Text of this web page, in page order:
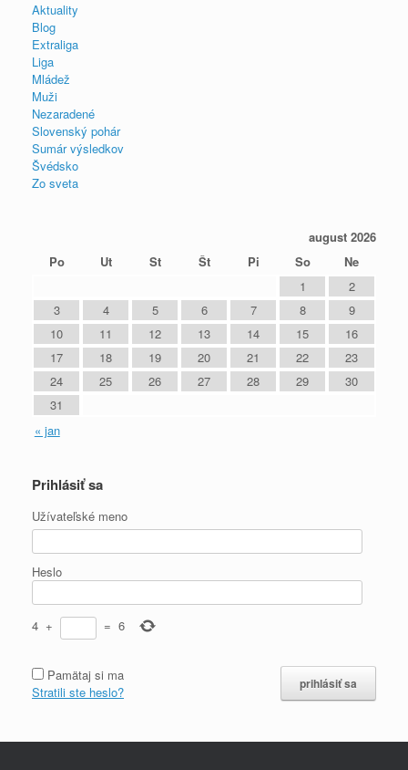
Aktuality
Blog
Extraliga
Liga
Mládež
Muži
Nezaradené
Slovenský pohár
Sumár výsledkov
Švédsko
Zo sveta
august 2026
Po
Ut St Št Pi So Ne
« jan
1
2
3
4 5 6 7 8
9
10
11 12 13 14 15
16
17
18 19 20 21 22
23
24
25 26 27 28 29
30
31
Prihlásiť sa
Užívateľské meno
Heslo
4 + = 6
Pamätaj si ma
Stratili ste heslo?